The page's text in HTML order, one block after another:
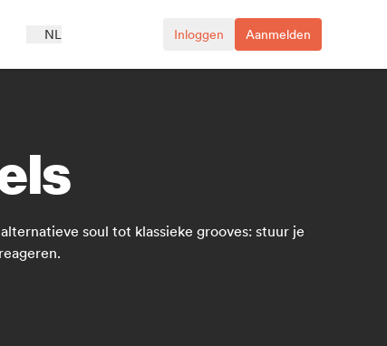
NL Inloggen Aanmelden
soul tot klassieke grooves: stuur je